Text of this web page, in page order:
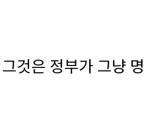
것은 정부가 그냥